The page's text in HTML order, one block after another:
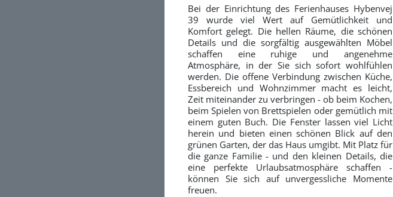
Bei der Einrichtung des Ferienhauses Hybenvej
39 wurde viel Wert auf Gemütlichkeit und
Komfort gelegt. Die hellen Räume, die schönen
Details und die sorgfältig ausgewählten Möbel
schaffen eine ruhige und angenehme
Atmosphäre, in der Sie sich sofort wohlfühlen
werden. Die offene Verbindung zwischen Küche,
Essbereich und Wohnzimmer macht es leicht,
Zeit miteinander zu verbringen - ob beim Kochen,
beim Spielen von Brettspielen oder gemütlich mit
einem guten Buch. Die Fenster lassen viel Licht
herein und bieten einen schönen Blick auf den
grünen Garten, der das Haus umgibt. Mit Platz für
die ganze Familie - und den kleinen Details, die
eine perfekte Urlaubsatmosphäre schaffen -
können Sie sich auf unvergessliche Momente
freuen.